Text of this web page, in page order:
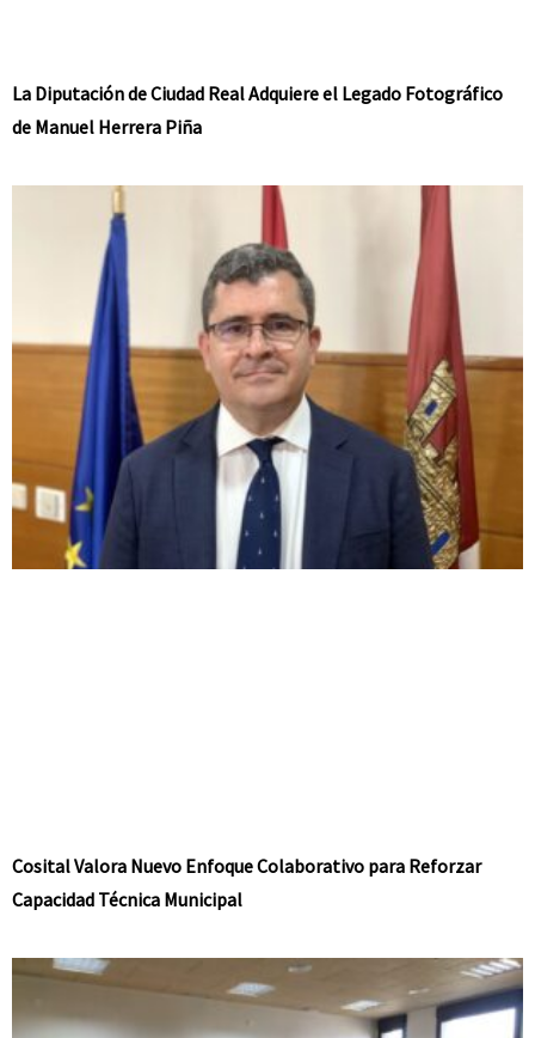
La Diputación de Ciudad Real Adquiere el Legado Fotográfico
de Manuel Herrera Piña
Cosital Valora Nuevo Enfoque Colaborativo para Reforzar
Capacidad Técnica Municipal